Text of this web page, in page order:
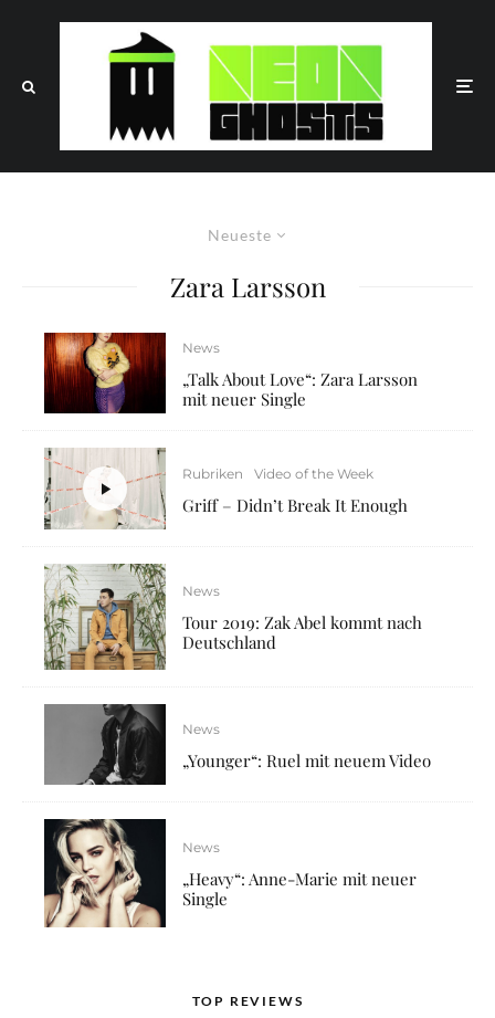
Neueste
Zara Larsson
News
„Talk About Love“: Zara Larsson
mit neuer Single
Rubriken Video of the Week
Griff – Didn’t Break It Enough
News
Tour 2019: Zak Abel kommt nach
Deutschland
News
„Younger“: Ruel mit neuem Video
News
„Heavy“: Anne-Marie mit neuer
Single
TOP REVIEWS